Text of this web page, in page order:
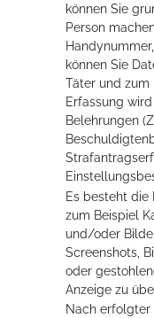
können Sie
Person
können Sie
Täter und zum
Erfassung
Belehrungen
Es besteht die
zum Beispiel
und/oder
Screenshots,
oder
Anzeige zu
Nach erfolgter